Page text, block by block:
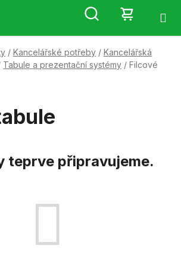
Hledat
KOŠÍK
/ Kancelářské potřeby / Kancelářská
Tabule a prezentační systémy / Filcové
teprve připravujeme.